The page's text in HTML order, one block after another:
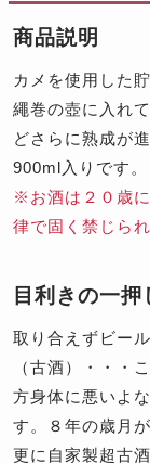
商品説明
カメを使用した
繩巻の壺に入れ
どさらに熟成が
900ml入りです。
※お酒は２０歳
律で固く禁じら
目利きの一押
取り合えずビー
（古酒）・・・
方身体に悪いよ
す。８年の歳月
更に自家製超古